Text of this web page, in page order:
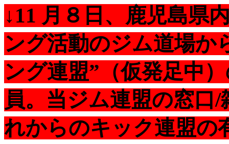
↓11 月８日、 鹿児島県
ング活動のジム道場か
ング連盟”（仮発足中
員。当ジム連盟の窓口
れからのキック連盟の